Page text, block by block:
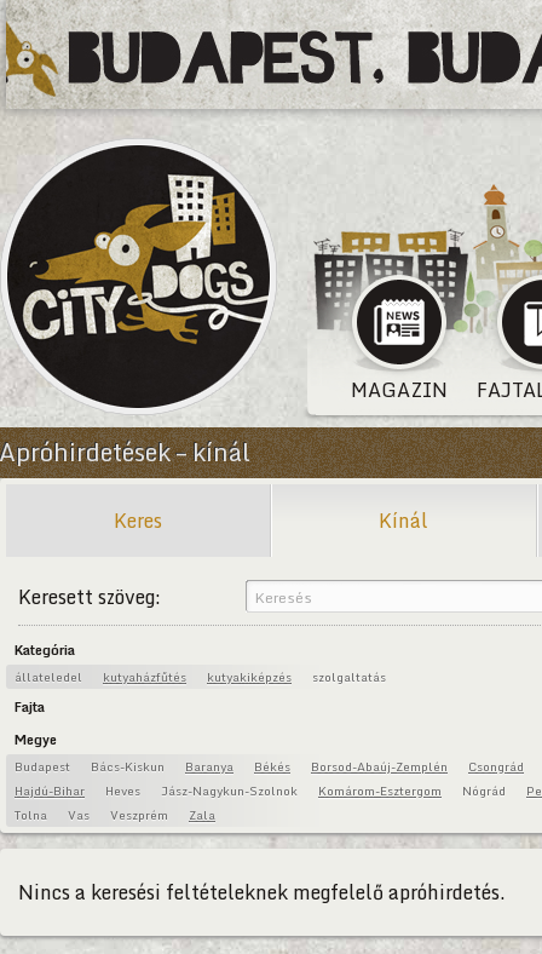
MAGAZIN
Apróhirdetések – kínál
Keres Kínál
Keresett szöveg:
Kategória
állateledel kutyaházfűtés kutyakiképzés szolgaltatás
Fajta
Megye
Budapest Bács-Kiskun Baranya Békés Borsod-Abaúj-Zemplén
Csongrád
Hajdú-Bihar
Heves Jász-Nagykun-Szolnok Komárom-Esztergom Nógrád
Tolna
Vas Veszprém Zala
Nincs a keresési feltételeknek megfelelő apróhirdetés.